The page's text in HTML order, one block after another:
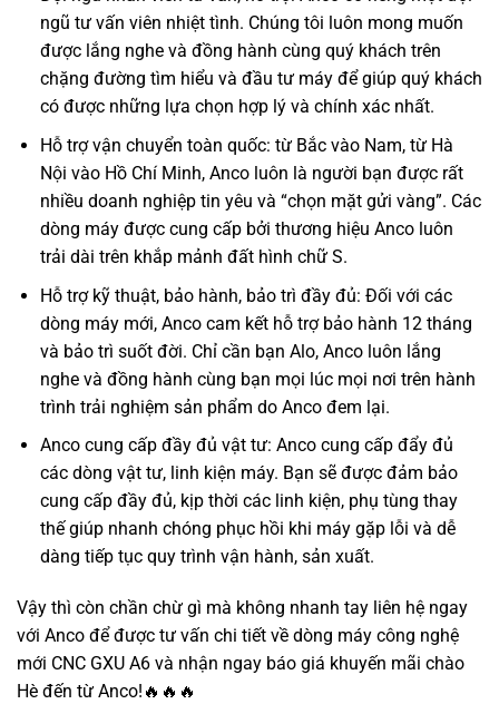
ngũ tư vấn viên nhiệt tình. Chúng tôi luôn mong muốn
được lắng nghe và đồng hành cùng quý khách trên
chặng đường tìm hiểu và đầu tư máy để giúp quý khách
có được những lựa chọn hợp lý và chính xác nhất.
Hỗ trợ vận chuyển toàn quốc: từ Bắc vào Nam, từ Hà
Nội vào Hồ Chí Minh, Anco luôn là người bạn được rất
nhiều doanh nghiệp tin yêu và “chọn mặt gửi vàng”. Các
dòng máy được cung cấp bởi thương hiệu Anco luôn
trải dài trên khắp mảnh đất hình chữ S.
Hỗ trợ kỹ thuật, bảo hành, bảo trì đầy đủ: Đối với các
dòng máy mới, Anco cam kết hỗ trợ bảo hành 12 tháng
và bảo trì suốt đời. Chỉ cần bạn Alo, Anco luôn lắng
nghe và đồng hành cùng bạn mọi lúc mọi nơi trên hành
trình trải nghiệm sản phẩm do Anco đem lại.
Anco cung cấp đầy đủ vật tư: Anco cung cấp đẩy đủ
các dòng vật tư, linh kiện máy. Bạn sẽ được đảm bảo
cung cấp đầy đủ, kịp thời các linh kiện, phụ tùng thay
thế giúp nhanh chóng phục hồi khi máy gặp lỗi và dễ
dàng tiếp tục quy trình vận hành, sản xuất.
Vậy thì còn chần chừ gì mà không nhanh tay liên hệ ngay
với Anco để được tư vấn chi tiết về dòng máy công nghệ
mới CNC GXU A6 và nhận ngay báo giá khuyến mãi chào
Hè đến từ Anco!🔥🔥🔥